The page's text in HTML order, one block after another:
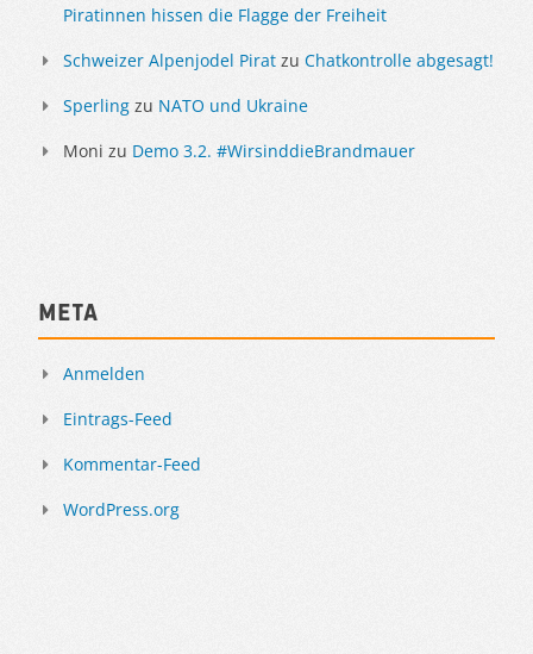
Piratinnen hissen die Flagge der Freiheit
Schweizer Alpenjodel Pirat zu Chatkontrolle abgesagt!
Sperling zu NATO und Ukraine
Moni zu Demo 3.2. #WirsinddieBrandmauer
Meta
Anmelden
Eintrags-Feed
Kommentar-Feed
WordPress.org